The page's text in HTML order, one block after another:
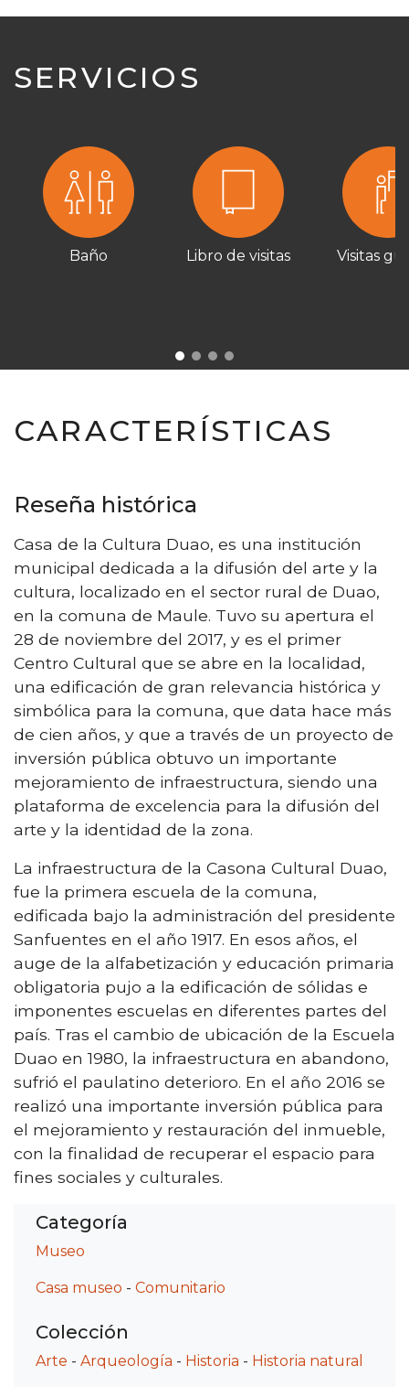
SERVICIOS
Baño Libro de visitas Visitas
CARACTERÍSTICAS
Reseña histórica
Casa de la Cultura Duao, es una institución
municipal dedicada a la difusión del arte y la
cultura, localizado en el sector rural de Duao,
en la comuna de Maule. Tuvo su apertura el
28 de noviembre del 2017, y es el primer
Centro Cultural que se abre en la localidad,
una edificación de gran relevancia histórica y
simbólica para la comuna, que data hace más
de cien años, y que a través de un proyecto de
inversión pública obtuvo un importante
mejoramiento de infraestructura, siendo una
plataforma de excelencia para la difusión del
arte y la identidad de la zona.
La infraestructura de la Casona Cultural Duao,
fue la primera escuela de la comuna,
edificada bajo la administración del presidente
Sanfuentes en el año 1917. En esos años, el
auge de la alfabetización y educación primaria
obligatoria pujo a la edificación de sólidas e
imponentes escuelas en diferentes partes del
país. Tras el cambio de ubicación de la Escuela
Duao en 1980, la infraestructura en abandono,
sufrió el paulatino deterioro. En el año 2016 se
realizó una importante inversión pública para
el mejoramiento y restauración del inmueble,
con la finalidad de recuperar el espacio para
fines sociales y culturales.
Categoría
Museo
Casa museo - Comunitario
Colección
Arte - Arqueología - Historia - Historia natural